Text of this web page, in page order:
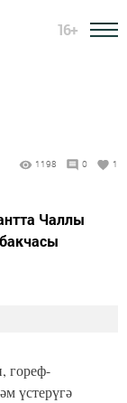
16+
1198 0 1
Чаллы
гореф-
үстерүгә